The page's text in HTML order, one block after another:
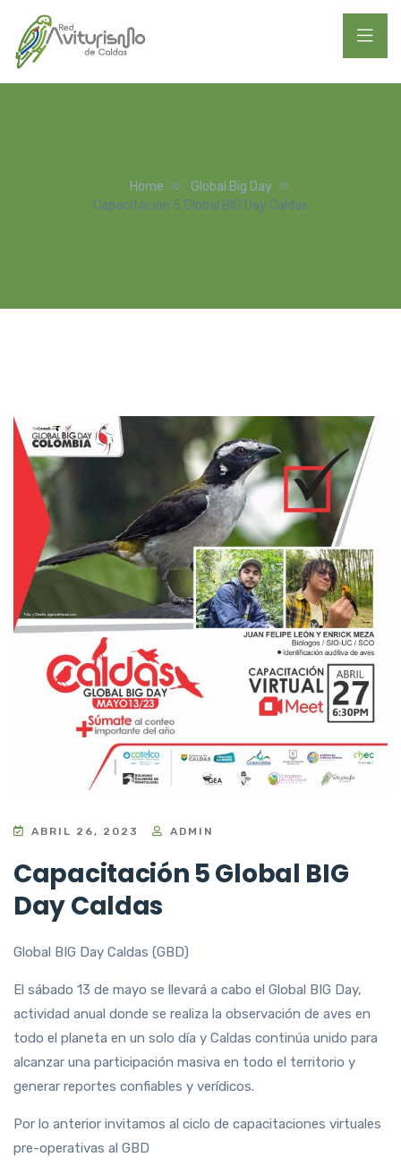
Home
Global Big Day
Capacitación 5 Global BIG Day Caldas
ABRIL 26, 2023 ADMIN
Capacitación 5 Global BIG
Day Caldas
Global BIG Day Caldas (GBD)
El sábado 13 de mayo se llevará a cabo el Global BIG Day,
actividad anual donde se realiza la observación de aves en
todo el planeta en un solo día y Caldas continúa unido para
alcanzar una participación masiva en todo el territorio y
generar reportes confiables y verídicos.
Por lo anterior invitamos al ciclo de capacitaciones virtuales
pre-operativas al GBD